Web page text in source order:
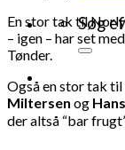
Søg
En stor tak til
– igen – har set
Tønder.
Også en stor tak
Miltersen og
der altså “bar